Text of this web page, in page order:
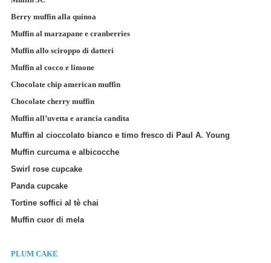
Berry muffin alla quinoa
Muffin al marzapane e cranberries
Muffin allo sciroppo di datteri
Muffin al cocco e limone
Chocolate chip american muffin
Chocolate cherry muffin
Muffin all’uvetta e arancia candita
Muffin al cioccolato bianco e timo fresco di Paul A. Young
Muffin curcuma e albicocche
Swirl rose cupcake
Panda cupcake
Tortine soffici al tè chai
Muffin cuor di mela
PLUM CAKE